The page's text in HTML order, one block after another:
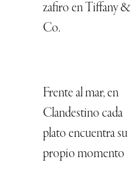
zafiro en Tiffany &
Co.
Frente al mar, en
Clandestino cada
plato encuentra su
propio momento